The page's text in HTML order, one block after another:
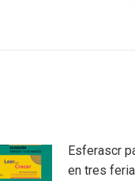
Esferascr
en tres